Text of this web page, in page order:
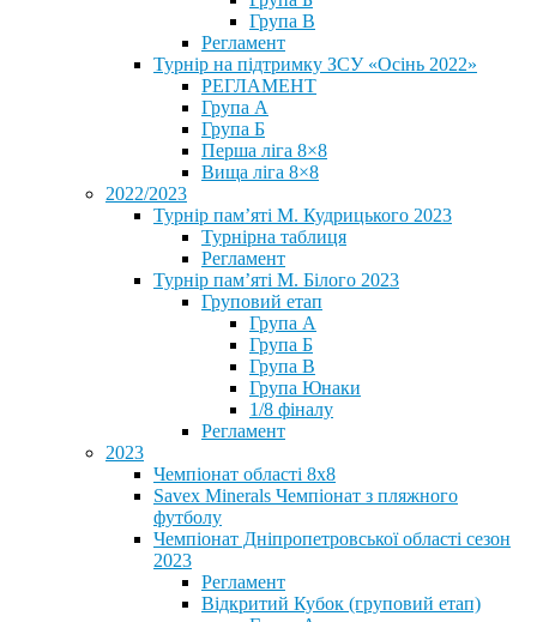
Група В
Регламент
Турнір на підтримку ЗСУ «Осінь 2022»
РЕГЛАМЕНТ
Група А
Група Б
Перша ліга 8×8
Вища ліга 8×8
2022/2023
Турнір пам’яті М. Кудрицького 2023
Турнірна таблиця
Регламент
Турнір пам’яті М. Білого 2023
Груповий етап
Група А
Група Б
Група В
Група Юнаки
1/8 фіналу
Регламент
2023
Чемпіонат області 8х8
Savex Minerals Чемпіонат з пляжного
футболу
Чемпіонат Дніпропетровської області сезон
2023
Регламент
Відкритий Кубок (груповий етап)